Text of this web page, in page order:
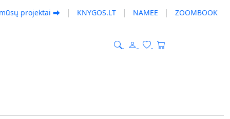
projektai ⮕ | KNYGOS.LT | NAMEE | ZOOMBOOK